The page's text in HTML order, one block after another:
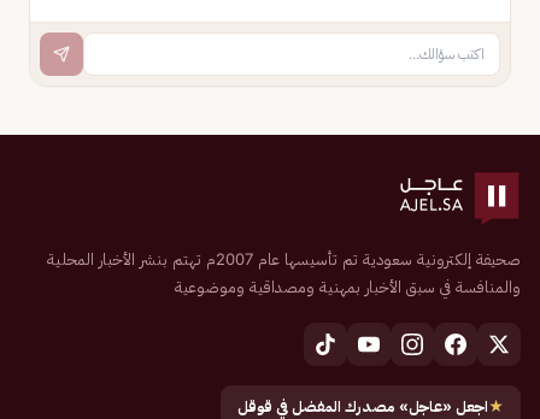
صحيفة إلكترونية سعودية تم تأسيسها عام 2007م تهتم بنشر الأخبار المحلية
والمنافسة في سبق الأخبار بمهنية ومصداقية وموضوعية
★اجعل «عاجل» مصدرك المفضل في قوقل